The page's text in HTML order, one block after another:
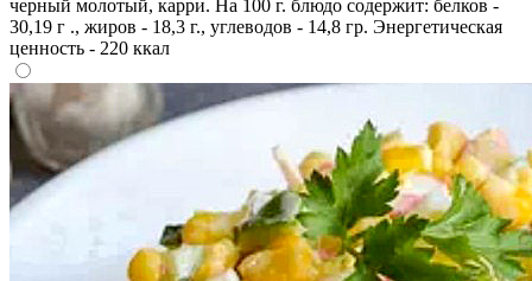
черный молотый, карри. На 100 г. блюдо содержит: белков -
30,19 г ., жиров - 18,3 г., углеводов - 14,8 гр. Энергетическая
ценность - 220 ккал